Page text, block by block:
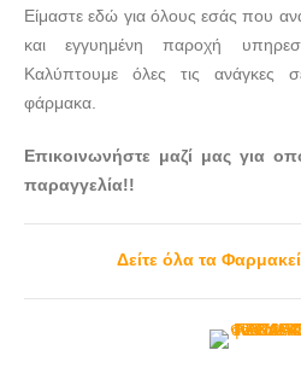
Είμαστε εδώ για όλους εσάς που
και εγγυημένη παροχή
Καλύπτουμε όλες τις ανάγκες
φάρμακα.
Επικοινωνήστε μαζί μας για
παραγγελία!!
Δείτε όλα τα